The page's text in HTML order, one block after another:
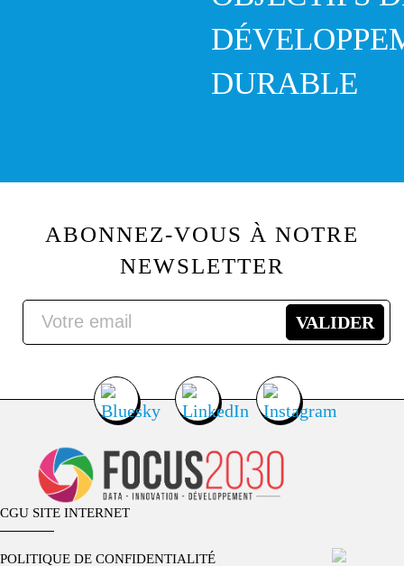
DURABLE
ABONNEZ-VOUS À NOTRE
NEWSLETTER
CGU SITE INTERNET
POLITIQUE DE CONFIDENTIALITÉ